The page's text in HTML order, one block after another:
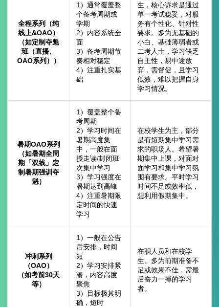
全程系列（纯
线上&OAO）
（如定制夺魁
班（直播、
OAO系列））
1）通常覆盖整
个备考周期或
学期
2）内容系统全
面
3）备考周期节
奏相对稳定
4）注重扎实基
础
生，核心诉求是通过
单一考试稳妥，对服
务有个性化、针对性
要求。多为无基础的
小白、基础薄弱者或
二考人士，学习缺乏
自主性，易中途放
弃，需督促，且学习
低效，难以把握自身
学习情况。
暑期OAO系列
（如暑期全周
期「双线」定
制暑期强训夺
魁）
1）覆盖整个备
考周期
2）学习时间在
暑期高度集
中，一般在面
授走读/封闭班
次集中学习
3）学习强度在
暑期达到高峰
4）注重暑期限
定时间的快速
学习
在校学生为主，部分
是有短期集中学习需
求的职场人。希望暑
期集中上课，对面对
面学习和集中学习氛
围有要求。平时学习
时间不足或效率低，
想利用假期集中。
冲刺系列
（OAO）
（如考前30天
等）
1）一般在公告
后安排，时间
短
2）学习安排紧
凑，内容高度
聚焦
3）目标极其明
确，短时
在职人员和在校学
生。多为前期准备不
足或效果不佳，需最
后奋力一搏的学习
者。